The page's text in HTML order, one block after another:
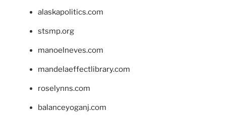
alaskapolitics.com
stsmp.org
manoelneves.com
mandelaeffectlibrary.com
roselynns.com
balanceyoganj.com